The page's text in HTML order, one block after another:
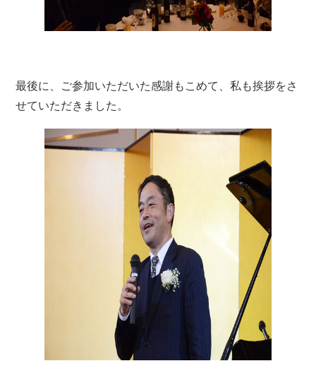
最後に、ご参加いただいた感謝もこめて、私も挨拶をさ
せていただきました。